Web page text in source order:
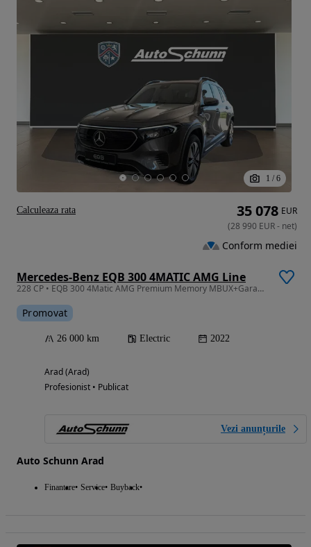
1 / 6
Mercedes-Benz EQB 300 4MATIC AMG Line
228 CP • EQB 300 4Matic AMG Premium Memory MBUX+Garantie 2 ani
Promovat
26 000 km Electric 2022
Arad (Arad)
Profesionist • Publicat
Vezi anunțurile
Auto Schunn Arad
Finantare Service Buyback
35 078 EUR
(28 990 EUR- net)
Conform mediei
Calculeaza rata